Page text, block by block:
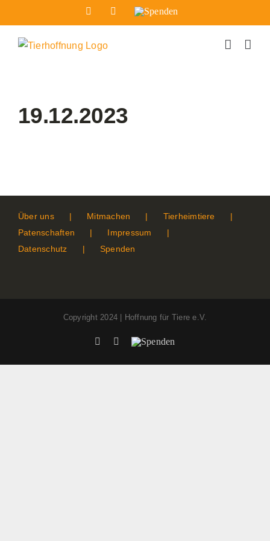
Inhalt
springen
FacebookInstagram
Spenden
19.12.2023
Über uns Mitmachen
Tierheimtiere
Patenschaften
Impressum
Datenschutz
Spenden
Copyright 2024 | Hoffnung für Tiere e.V.
FacebookInstagram
Spenden